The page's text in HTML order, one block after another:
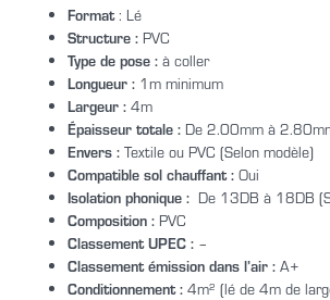
Format: Lé
Structure : PVC
Type de pose : à coller
Longueur : 1m minimum
Largeur : 4m
Épaisseur totale : De 2.00mm à
Envers : Textile ou PVC (Selon modèle)
Compatible sol chauffant : Oui
Isolation phonique : De 13DB à 18DB
Composition : PVC
Classement UPEC : –
Classement émission dans l’air : A+
Conditionnement : 4m² (lé de 4m de